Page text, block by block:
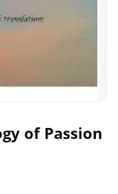
of Passion